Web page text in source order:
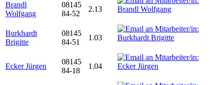
Brandl
Wolfgang
08145
84-52
2.13
Burkhardt
Brigitte
08145
84-51
1.03
Ecker Jürgen
08145
84-18
1.04